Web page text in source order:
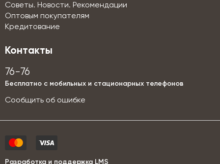
Советы. Новости. Рекомендации
Оптовым покупателям
Кредитование
Контакты
76-76
Бесплатно с мобильных и стационарных телефонов
Сообщить об ошибке
Разработка и поддержка LMS